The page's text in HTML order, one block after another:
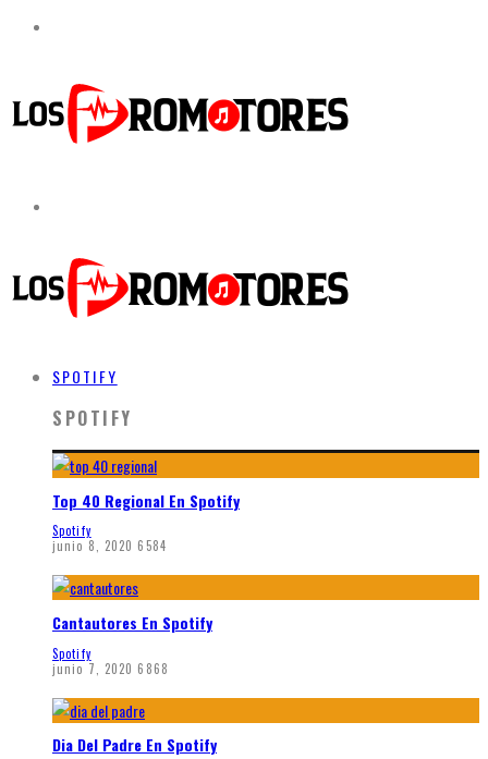
SPOTIFY
SPOTIFY
Top 40 Regional En Spotify
Spotify
junio 8, 2020 6584
Cantautores En Spotify
Spotify
junio 7, 2020 6868
Dia Del Padre En Spotify